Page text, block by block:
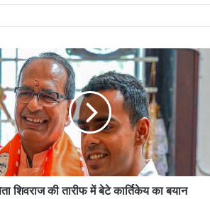
शिवराज की तारीफ में बेटे कार्तिकेय का बयान